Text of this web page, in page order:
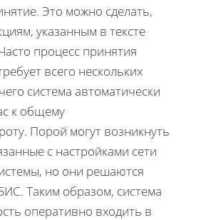
Это можно сделать,
указанным в тексте
процесс принятия
всего нескольких
система автоматически
к общему
Порой могут возникнуть
с настройками сети
но они решаются
Таким образом, система
оперативно входить в